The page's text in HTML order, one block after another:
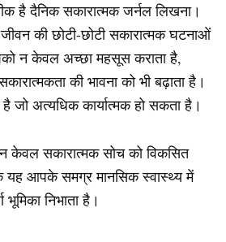
है दैनिक सकारात्मक जर्नल लिखना।
की छोटी-छोटी सकारात्मक घटनाओं
न केवल अच्छा महसूस कराता है,
की भावना को भी बढ़ाता है।
जो अत्यधिक कार्यात्मक हो सकता है।
केवल सकारात्मक सोच को विकसित
यह आपके समग्र मानसिक स्वास्थ्य में
निभाता है।